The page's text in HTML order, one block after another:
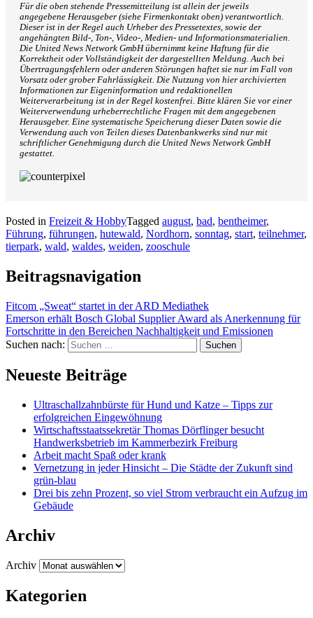
Für die oben stehende Pressemitteilung ist allein der jeweils
angegebene Herausgeber (siehe Firmenkontakt oben) verantwortlich.
Dieser ist in der Regel auch Urheber des Pressetextes, sowie der
angehängten Bild-, Ton-, Video-, Medien- und Informationsmaterialien.
Die United News Network GmbH übernimmt keine Haftung für die
Korrektheit oder Vollständigkeit der dargestellten Meldung. Auch bei
Übertragungsfehlern oder anderen Störungen haftet sie nur im Fall von
Vorsatz oder grober Fahrlässigkeit. Die Nutzung von hier archivierten
Informationen zur Eigeninformation und redaktionellen
Weiterverarbeitung ist in der Regel kostenfrei. Bitte klären Sie vor einer
Weiterverwendung urheberrechtliche Fragen mit dem angegebenen
Herausgeber. Eine systematische Speicherung dieser Daten sowie die
Verwendung auch von Teilen dieses Datenbankwerks sind nur mit
schriftlicher Genehmigung durch die United News Network GmbH
gestattet.
Posted in Freizeit & HobbyTagged august, bad, bentheimer,
Führung, führungen, hutewald, Nordhorn, sonntag, start, teilnehmer,
tierpark, wald, waldes, weiden, zooschule
Beitragsnavigation
Fitcom „Sweat“ startet in der ARD Mediathek
Emerson erhält Bosch Global Supplier Award als Anerkennung für
Fortschritte in den Bereichen Nachhaltigkeit und Emissionen
Suchen nach:
Neueste Beiträge
Ultraschallzahnbürste für Hund und Katze – Tipps zur
erfolgreichen Eingewöhnung
Wirtschaftsstaatssekretär Thomas Dörflinger besucht
Handwerksbetrieb im Kammerbezirk Freiburg
Arbeit macht Spaß oder krank
Vernetzung in jeder Hinsicht – Die Städte der Zukunft sind
grün-blau
Drei bis zehn Prozent, so viel Strom verbraucht ein Aufzug im
Gebäude
Archiv
Archiv
Kategorien